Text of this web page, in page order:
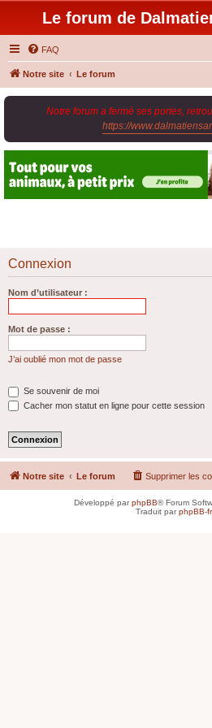
Le forum de
FAQ
Notre site Le forum
Notre forum a fermé ses portes,
https://
Connexion
Nom d’utilisateur :
Mot de passe :
J’ai oublié mon mot de passe
Se souvenir de moi
Cacher mon statut en ligne pour cette session
Notre site Le forum Supprimer les
Développé parphpBB® Forum
Traduit parphpBB-